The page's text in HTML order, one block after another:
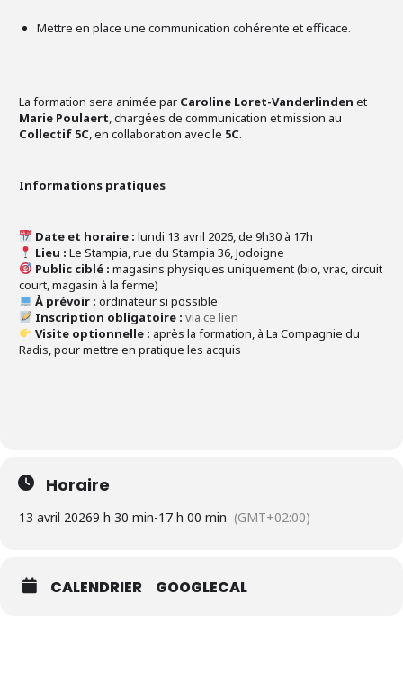
Mettre en place une communication cohérente et efficace.
La formation sera animée par Caroline Loret-Vanderlinden et
Marie Poulaert, chargées de communication et mission au
Collectif 5C, en collaboration avec le 5C.
Informations pratiques
Date et horaire : lundi 13 avril 2026, de 9h30 à 17h
Lieu : Le Stampia, rue du Stampia 36, Jodoigne
Public ciblé : magasins physiques uniquement (bio, vrac, circuit
court, magasin à la ferme)
À prévoir : ordinateur si possible
Inscription obligatoire : via ce lien
Visite optionnelle : après la formation, à La Compagnie du
Radis, pour mettre en pratique les acquis
Horaire
13 avril 20269 h 30 min-17 h 00 min (GMT+02:00)
CALENDRIER GOOGLECAL